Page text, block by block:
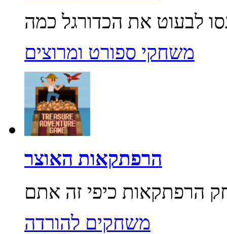
משחקי ספורט ומרוצים
הרפתקאות האוצר
משחקים להורדה